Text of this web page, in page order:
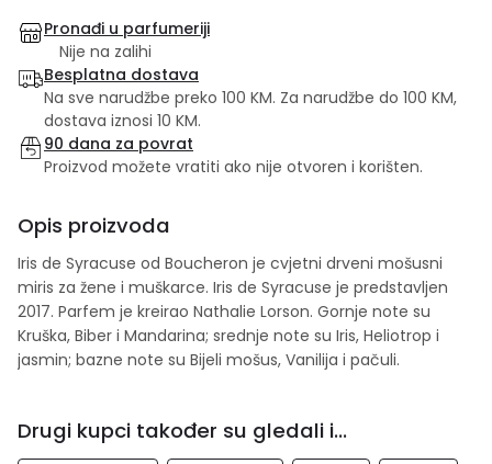
Pronađi u parfumeriji
Nije na zalihi
Besplatna dostava
Na sve narudžbe preko 100 KM. Za narudžbe do 100 KM,
dostava iznosi 10 KM.
90 dana za povrat
Proizvod možete vratiti ako nije otvoren i korišten.
Opis proizvoda
Iris de Syracuse od Boucheron je cvjetni drveni mošusni
miris za žene i muškarce. Iris de Syracuse je predstavljen
2017. Parfem je kreirao Nathalie Lorson. Gornje note su
Kruška, Biber i Mandarina; srednje note su Iris, Heliotrop i
jasmin; bazne note su Bijeli mošus, Vanilija i pačuli.
Drugi kupci također su gledali i...